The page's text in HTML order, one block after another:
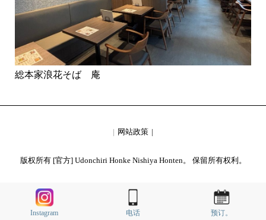
総本家浪花そば 庵
网站政策
版权所有 [官方] Udonchiri Honke Nishiya Honten。 保留所有权利。
Instagram 电话 预订。